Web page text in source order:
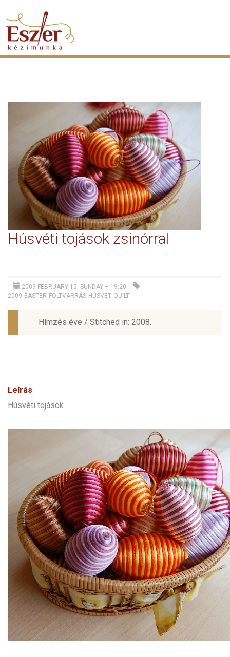
Húsvéti tojások zsinórral
2009 FEBRUARY 15, SUNDAY – 19:20
2009 EASTER FOLTVARRÁS HÚSVÉT QUILT
Hímzés éve / Stitched in: 2008.
Leírás
Húsvéti tojások